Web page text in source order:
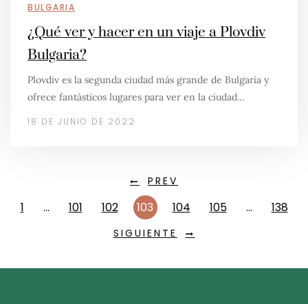
BULGARIA
¿Qué ver y hacer en un viaje a Plovdiv
Bulgaria?
Plovdiv es la segunda ciudad más grande de Bulgaria y
ofrece fantásticos lugares para ver en la ciudad…
18 DE JUNIO DE 2022
PREV
1 … 101 102 103 104 105 … 138
SIGUIENTE